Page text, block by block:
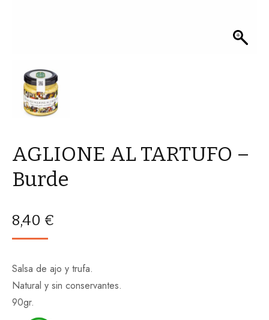
AGLIONE AL TARTUFO –
Burde
8,40 €
Salsa de ajo y trufa.
Natural y sin conservantes.
90gr.